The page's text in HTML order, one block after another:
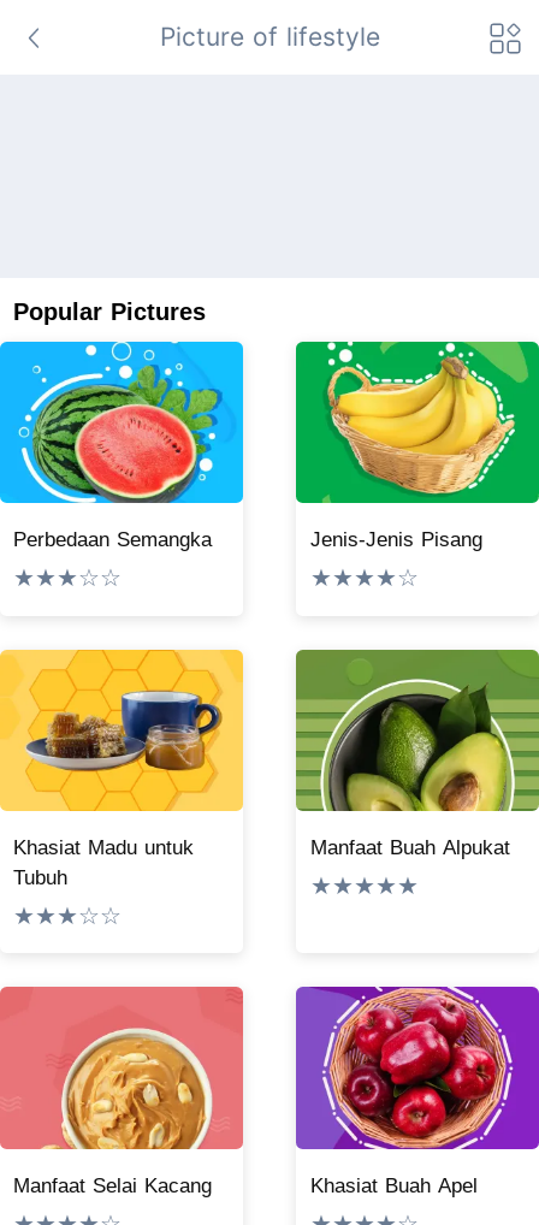
Picture of lifestyle
Popular Pictures
Perbedaan Semangka
★★★☆☆
Jenis-Jenis Pisang
★★★★☆
Khasiat Madu untuk
Tubuh
★★★☆☆
Manfaat Buah Alpukat
★★★★★
Manfaat Selai Kacang Khasiat Buah Apel